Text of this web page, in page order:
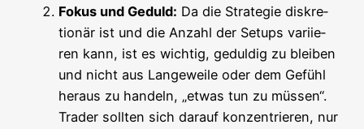
Fokus und Geduld: Da die Stra­te­gie dis­kre­
tio­när ist und die Anzahl der Set­ups vari­ie­
ren kann, ist es wich­tig, gedul­dig zu blei­ben
und nicht aus Lan­ge­wei­le oder dem Gefühl
her­aus zu han­deln, „etwas tun zu müs­sen“.
Trader soll­ten sich dar­auf kon­zen­trie­ren, nur